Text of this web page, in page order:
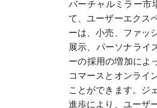
バーチャルミラー市
て、ユーザーエクス
ーは、小売、ファッ
展示、パーソナライ
ーの採用の増加によ
コマースとオンライ
ことができます。ジ
進歩により、ユーザ